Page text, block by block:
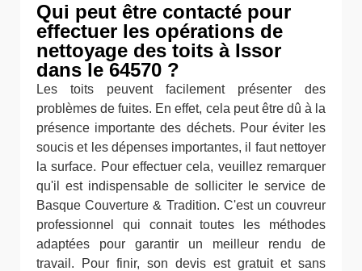
Qui peut être contacté pour
effectuer les opérations de
nettoyage des toits à Issor
dans le 64570 ?
Les toits peuvent facilement présenter des
problèmes de fuites. En effet, cela peut être dû à la
présence importante des déchets. Pour éviter les
soucis et les dépenses importantes, il faut nettoyer
la surface. Pour effectuer cela, veuillez remarquer
qu'il est indispensable de solliciter le service de
Basque Couverture & Tradition. C'est un couvreur
professionnel qui connait toutes les méthodes
adaptées pour garantir un meilleur rendu de
travail. Pour finir, son devis est gratuit et sans